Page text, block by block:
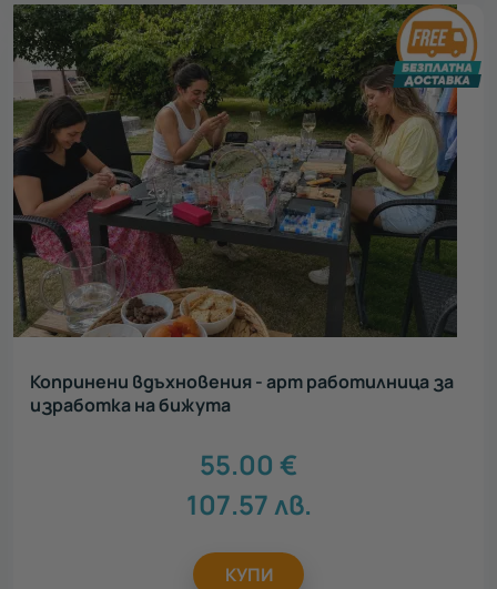
Копринени вдъхновения - арт работилница за
изработка на бижута
55.00 €
107.57лв.
КУПИ